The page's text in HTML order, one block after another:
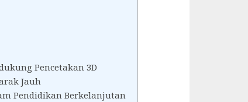
Pencetakan 3D
Jauh
Pendidikan Berkelanjutan